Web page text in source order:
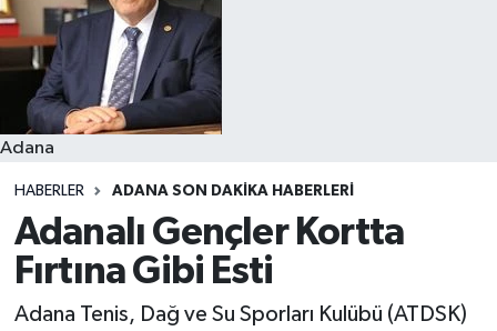
Adana
HABERLER ADANA SON DAKIKA HABERLERI
Adanalı Gençler Kortta
Fırtına Gibi Esti
Adana Tenis, Dağ ve Su Sporları Kulübü (ATDSK)
Resmi İlanlar